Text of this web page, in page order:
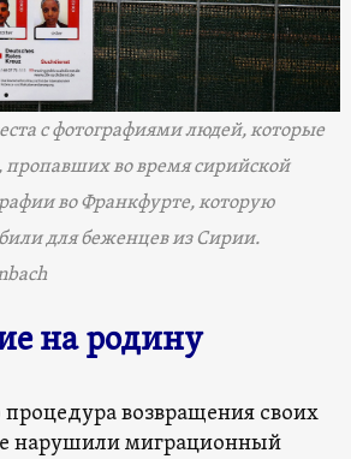
с фотографиями людей, которые
во время сирийской
во Франкфурте, которую
для беженцев из Сирии.
на родину
возвращения своих
нарушили миграционный